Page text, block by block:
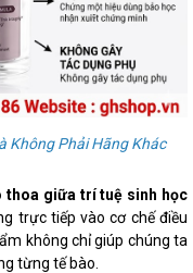
Không Phải Hãng Khác
thoa giữa trí tuệ sinh học
trực tiếp vào cơ chế điều
không chỉ giúp chúng ta
từng tế bào.